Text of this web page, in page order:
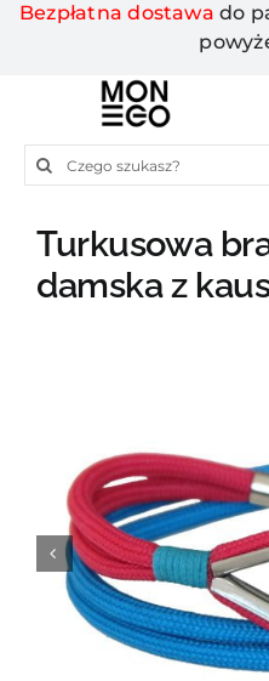
Bezpłatna dostawa do
Szukaj
Turkusowa
damska z